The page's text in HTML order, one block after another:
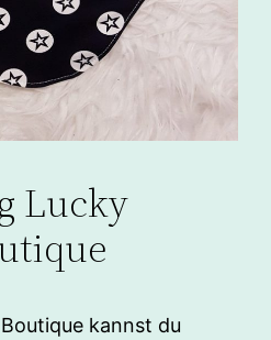
Lucky
kannst du